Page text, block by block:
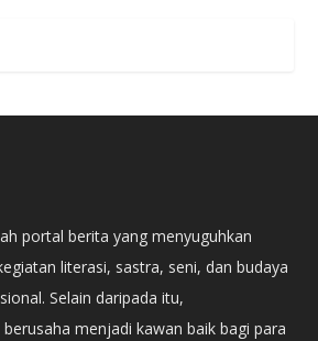
portal berita yang menyuguhkan
literasi, sastra, seni, dan budaya
Selain daripada itu,
berusaha menjadi kawan baik bagi para